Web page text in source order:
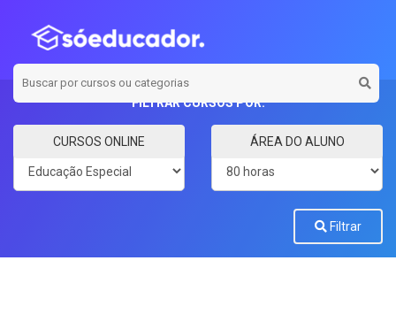
CURSOS ONLINE ÁREA DO ALUNO
FILTRAR CURSOS POR:
Filtrar